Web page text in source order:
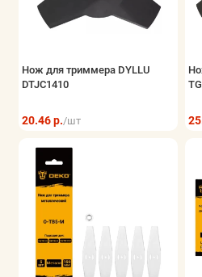
Нож для триммера DYLLU
DTJC1410
20.46 р./шт